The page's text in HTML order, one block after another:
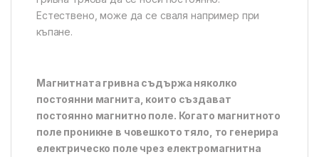
Естествено, може да се сваля например при
къпане.
Магнитната гривна съдържа няколко
постоянни магнита, които създават
постоянно магнитно поле. Когато магнитното
поле проникне в човешкото тяло, то генерира
електрическо поле чрез електромагнитна